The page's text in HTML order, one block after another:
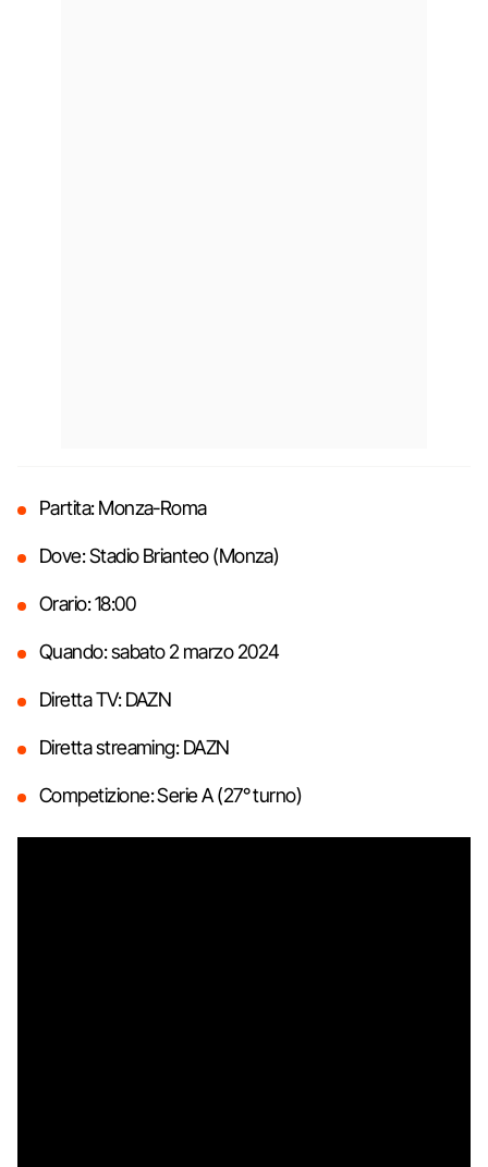
Partita: Monza-Roma
Dove: Stadio Brianteo (Monza)
Orario: 18:00
Quando: sabato 2 marzo 2024
Diretta TV: DAZN
Diretta streaming: DAZN
Competizione: Serie A (27° turno)